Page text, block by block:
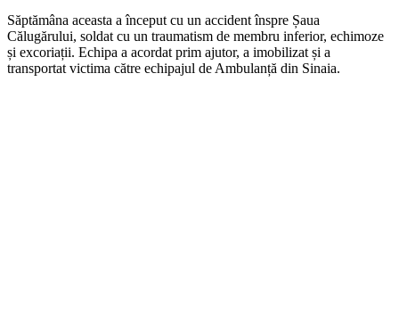
Săptămâna aceasta a început cu un accident înspre Șaua
Călugărului, soldat cu un traumatism de membru inferior, echimoze
și excoriații. Echipa a acordat prim ajutor, a imobilizat și a
transportat victima către echipajul de Ambulanță din Sinaia.